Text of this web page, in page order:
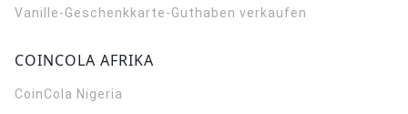
Vanille-Geschenkkarte-Guthaben verkaufen
COINCOLA AFRIKA
CoinCola Nigeria